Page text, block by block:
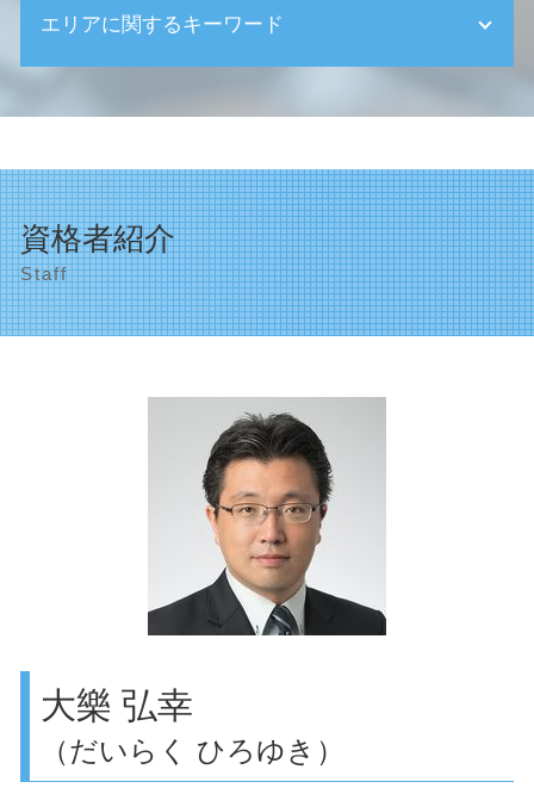
相続 親
相続 未成年
遺産相続 分配
相続 問題
遺産整理 不動産
相続 空き家
相続税基礎控除 相続放棄
相続税 計算
創業 事業計画書
決算申告 税理士 必要
資金繰り 計画
法人成り メリット
資金繰り
確定申告 代理
顧問税理士 必要性
創業支援 とは
創業支援 補助金
会計ソフト導入 補助金
ものづくり補助金 個人事業主
会計ソフト導入 とは
エリアに関するキーワード
渋谷区 決算申告
目黒区 税理士事務所
品川区 相続
税理士事務所 品川区
遺産相続 目黒区
世田谷区 資金繰り対策
渋谷区 助成金申請
法人の設立 渋谷区
相続対策 渋谷区
相続対策 目黒区
渋谷区 資金繰り対策
品川区 事業計画の作成
品川区 決算申告
顧問税理士 目黒区
資格者紹介
Staff
大樂 弘幸
（だいらく ひろゆき）